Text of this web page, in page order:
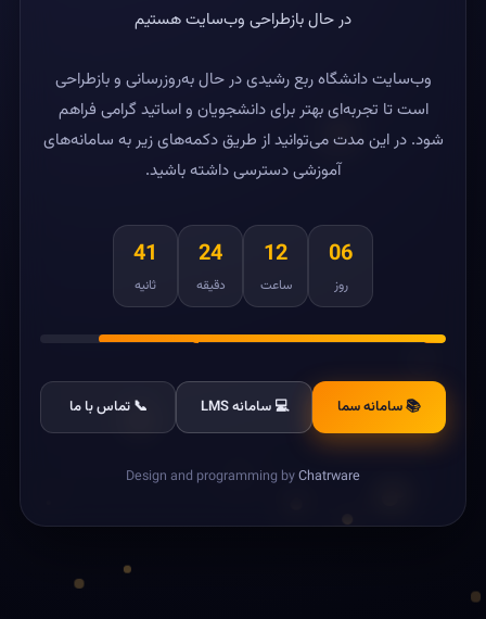
در حال بازطراحی وب‌سایت هستیم
وب‌سایت دانشگاه ربع رشیدی در حال به‌روزرسانی و بازطراحی
است تا تجربه‌ای بهتر برای دانشجویان و اساتید گرامی فراهم
شود. در این مدت می‌توانید از طریق دکمه‌های زیر به سامانه‌های
آموزشی دسترسی داشته باشید.
06
روز
12
ساعت
24
دقیقه
41
ثانیه
📚 سامانه سما 💻 سامانه LMS 📞 تماس با ما
Design and programming byChatrware